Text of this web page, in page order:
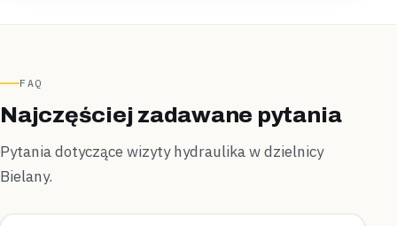
FAQ
Najczęściej zadawane pytania
Pytania dotyczące wizyty hydraulika w dzielnicy
Bielany.